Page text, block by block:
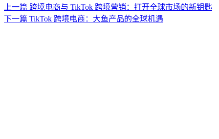
上一篇 跨境电商与 TikTok 跨境营销：打开全球市场的新钥匙
下一篇 TikTok 跨境电商：大鱼产品的全球机遇